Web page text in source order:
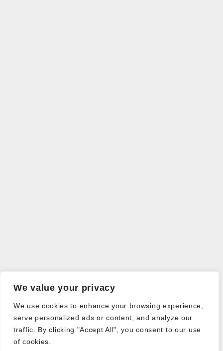
We value your privacy
We use cookies to enhance your browsing experience,
serve personalized ads or content, and analyze our
traffic. By clicking "Accept All", you consent to our use
of cookies.